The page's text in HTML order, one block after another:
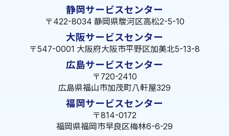
静岡サービスセンター
〒422-8034 静岡県駿河区高松2-5-10
大阪サービスセンター
〒547-0001 大阪府大阪市平野区加美北5-13-8
広島サービスセンター
〒720-2410
広島県福山市加茂町八軒屋329
福岡サービスセンター
〒814-0172
福岡県福岡市早良区梅林6-6-29